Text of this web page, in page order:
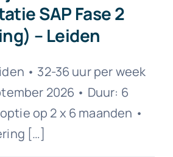
Contact
SAP Fase 2
– Leiden
• 32-36 uur per week
2026 • Duur: 6
op 2 x 6 maanden •
[…]